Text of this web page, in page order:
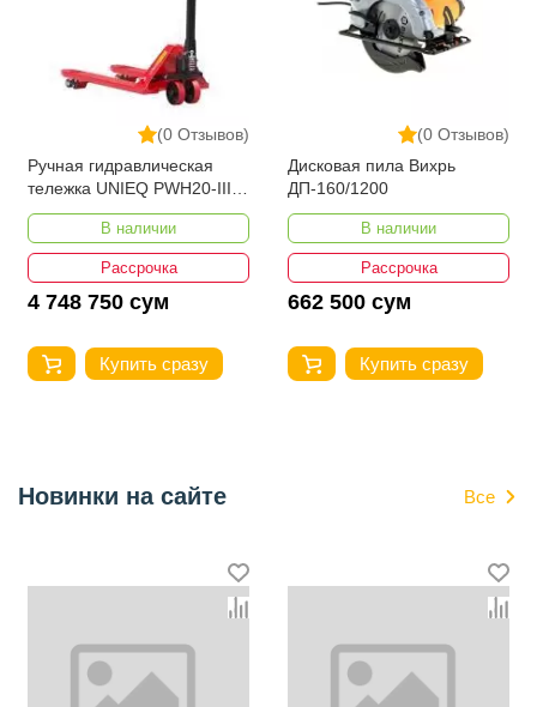
(0 Отзывов)
Ручная гидравлическая
тележка UNIEQ PWH20-III
1150-550
В наличии
Рассрочка
4 748 750 сум
Купить сразу
(0 Отзывов)
Дисковая пила Вихрь
ДП-160/1200
В наличии
Рассрочка
662 500 сум
Купить сразу
Новинки на сайте Все